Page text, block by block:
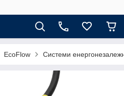
EcoFlow Системи